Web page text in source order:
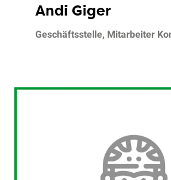
Andi Giger
Geschäftsstelle, Mitarbeiter